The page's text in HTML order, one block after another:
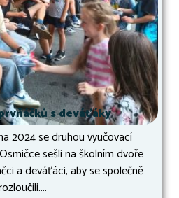
s deváťáky
2024 se druhou vyučovací
sešli na školním dvoře
a deváťáci, aby se společně